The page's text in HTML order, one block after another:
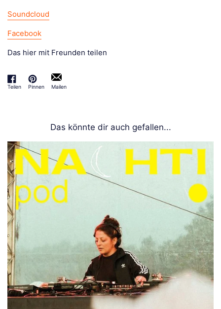
Soundcloud
Facebook
Das hier mit Freunden teilen
Teilen
Pinnen
Mailen
Das könnte dir auch gefallen...